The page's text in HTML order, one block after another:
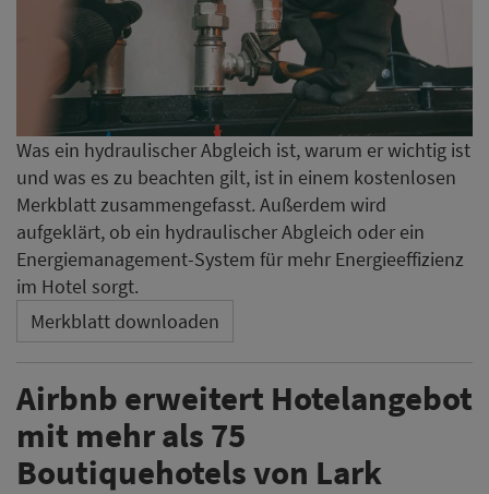
Was ein hydraulischer Abgleich ist, warum er wichtig ist
und was es zu beachten gilt, ist in einem kostenlosen
Merkblatt zusammengefasst. Außerdem wird
aufgeklärt, ob ein hydraulischer Abgleich oder ein
Energiemanagement-System für mehr Energieeffizienz
im Hotel sorgt.
Merkblatt downloaden
Airbnb erweitert Hotelangebot
mit mehr als 75
Boutiquehotels von Lark